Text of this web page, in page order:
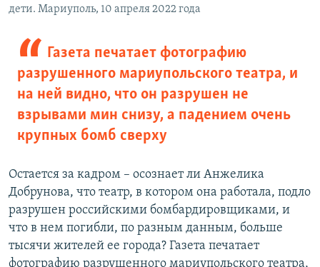
дети. Мариуполь, 10 апреля 2022 года
Газета печатает фотографию
разрушенного мариупольского театра, и
на ней видно, что он разрушен не
взрывами мин снизу, а падением очень
крупных бомб сверху
Остается за кадром – осознает ли Анжелика
Добрунова, что театр, в котором она работала, подло
разрушен российскими бомбардировщиками, и
что в нем погибли, по разным данным, больше
тысячи жителей ее города? Газета печатает
фотографию разрушенного мариупольского театра,